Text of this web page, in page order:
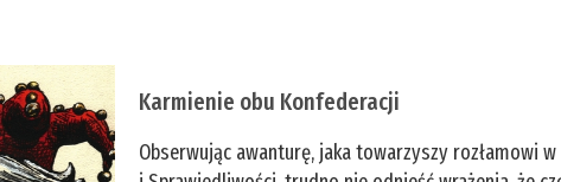
Karmienie obu Konfederacji
Obserwując awanturę, jaka towarzyszy rozłamowi w